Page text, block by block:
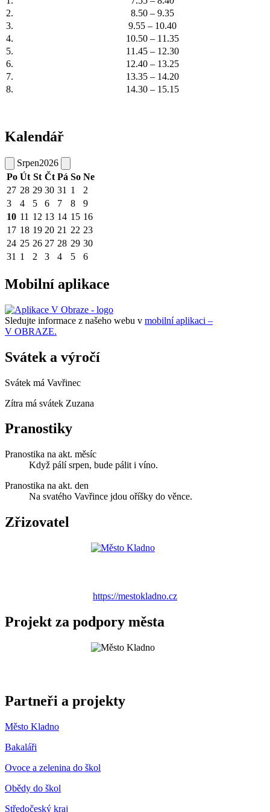
2.
8.50 – 9.35
3.
9.55 – 10.40
4.
10.50 – 11.35
5.
11.45 – 12.30
6.
12.40 – 13.25
7.
13.35 – 14.20
8.
14.30 – 15.15
Kalendář
Srpen2026
Po Út St Čt Pá So Ne
27 28 29 30 31 1
2
3
4 5 6 7 8
9
10 11 12 13 14 15 16
17 18 19 20 21 22 23
24 25 26 27 28 29 30
31 1 2 3 4 5 6
Mobilní aplikace
Sledujte informace z našeho webu v mobilní aplikaci –
V OBRAZE.
Svátek a výročí
Svátek má Vavřinec
Zítra má svátek Zuzana
Pranostiky
Pranostika na akt. měsíc
Když pálí srpen, bude pálit i víno.
Pranostika na akt. den
Na svatého Vavřince jdou oříšky do věnce.
Zřizovatel
https://mestokladno.cz
Projekt za podpory města
Partneři a projekty
Město Kladno
Bakaláři
Ovoce a zelenina do škol
Obědy do škol
Středočeský kraj